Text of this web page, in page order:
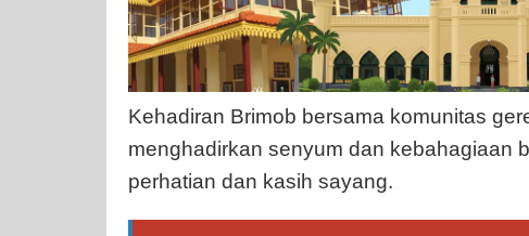
Kehadiran Brimob bersama komunitas
menghadirkan senyum dan kebahagiaan
perhatian dan kasih sayang.